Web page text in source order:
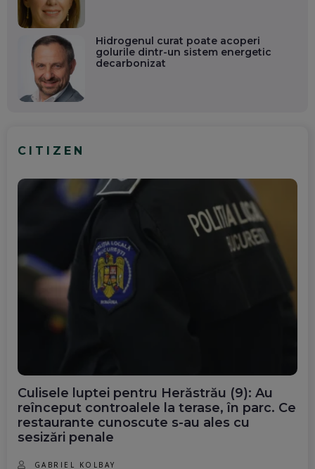
Hidrogenul curat poate acoperi
golurile dintr-un sistem energetic
decarbonizat
CITIZEN
Culisele luptei pentru Herăstrău (9): Au
reînceput controalele la terase, în parc. Ce
restaurante cunoscute s-au ales cu
sesizări penale
GABRIEL KOLBAY